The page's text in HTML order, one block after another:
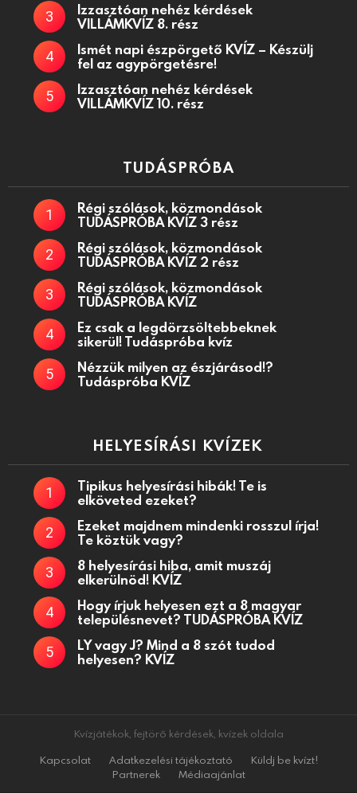
Izzasztóan nehéz kérdések
VILLÁMKVÍZ 8. rész
Ismét napi észpörgető KVÍZ – Készülj
fel az agypörgetésre!
Izzasztóan nehéz kérdések
VILLÁMKVÍZ 10. rész
TUDÁSPRÓBA
Régi szólások, közmondások
TUDÁSPRÓBA KVÍZ 3 rész
Régi szólások, közmondások
TUDÁSPRÓBA KVÍZ 2 rész
Régi szólások, közmondások
TUDÁSPRÓBA KVÍZ
Ez csak a legdörzsöltebbeknek
sikerül! Tudáspróba kvíz
Nézzük milyen az észjárásod!?
Tudáspróba KVÍZ
HELYESÍRÁSI KVÍZEK
Tipikus helyesírási hibák! Te is
elköveted ezeket?
Ezeket majdnem mindenki rosszul írja!
Te köztük vagy?
8 helyesírási hiba, amit muszáj
elkerülnöd! KVÍZ
Hogy írjuk helyesen ezt a 8 magyar
településnevet? TUDÁSPRÓBA KVÍZ
LY vagy J? Mind a 8 szót tudod
helyesen? KVÍZ
Kvízjátékok, fejtörő kérdések, kvízek oldala
Kapcsolat
Adatkezelési tájékoztató
Küldj be kvízt!
Partnerek
Médiaajánlat